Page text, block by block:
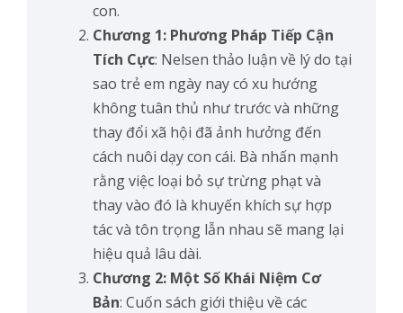
con.
Chương 1: Phương Pháp Tiếp Cận
Tích Cực: Nelsen thảo luận về lý do tại
sao trẻ em ngày nay có xu hướng
không tuân thủ như trước và những
thay đổi xã hội đã ảnh hưởng đến
cách nuôi dạy con cái. Bà nhấn mạnh
rằng việc loại bỏ sự trừng phạt và
thay vào đó là khuyến khích sự hợp
tác và tôn trọng lẫn nhau sẽ mang lại
hiệu quả lâu dài.
Chương 2: Một Số Khái Niệm Cơ
Bản: Cuốn sách giới thiệu về các